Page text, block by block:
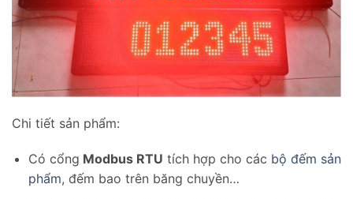
Chi tiết sản phẩm:
Có cổng Modbus RTU tích hợp cho các bộ đếm sản
phẩm, đếm bao trên băng chuyền…